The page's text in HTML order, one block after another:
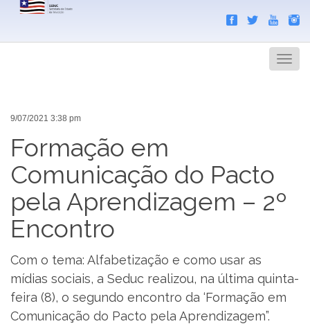
Menu
9/07/2021 3:38 pm
Formação em
Comunicação do Pacto
pela Aprendizagem – 2º
Encontro
Com o tema: Alfabetização e como usar as
mídias sociais, a Seduc realizou, na última quinta-
feira (8), o segundo encontro da ‘Formação em
Comunicação do Pacto pela Aprendizagem”.